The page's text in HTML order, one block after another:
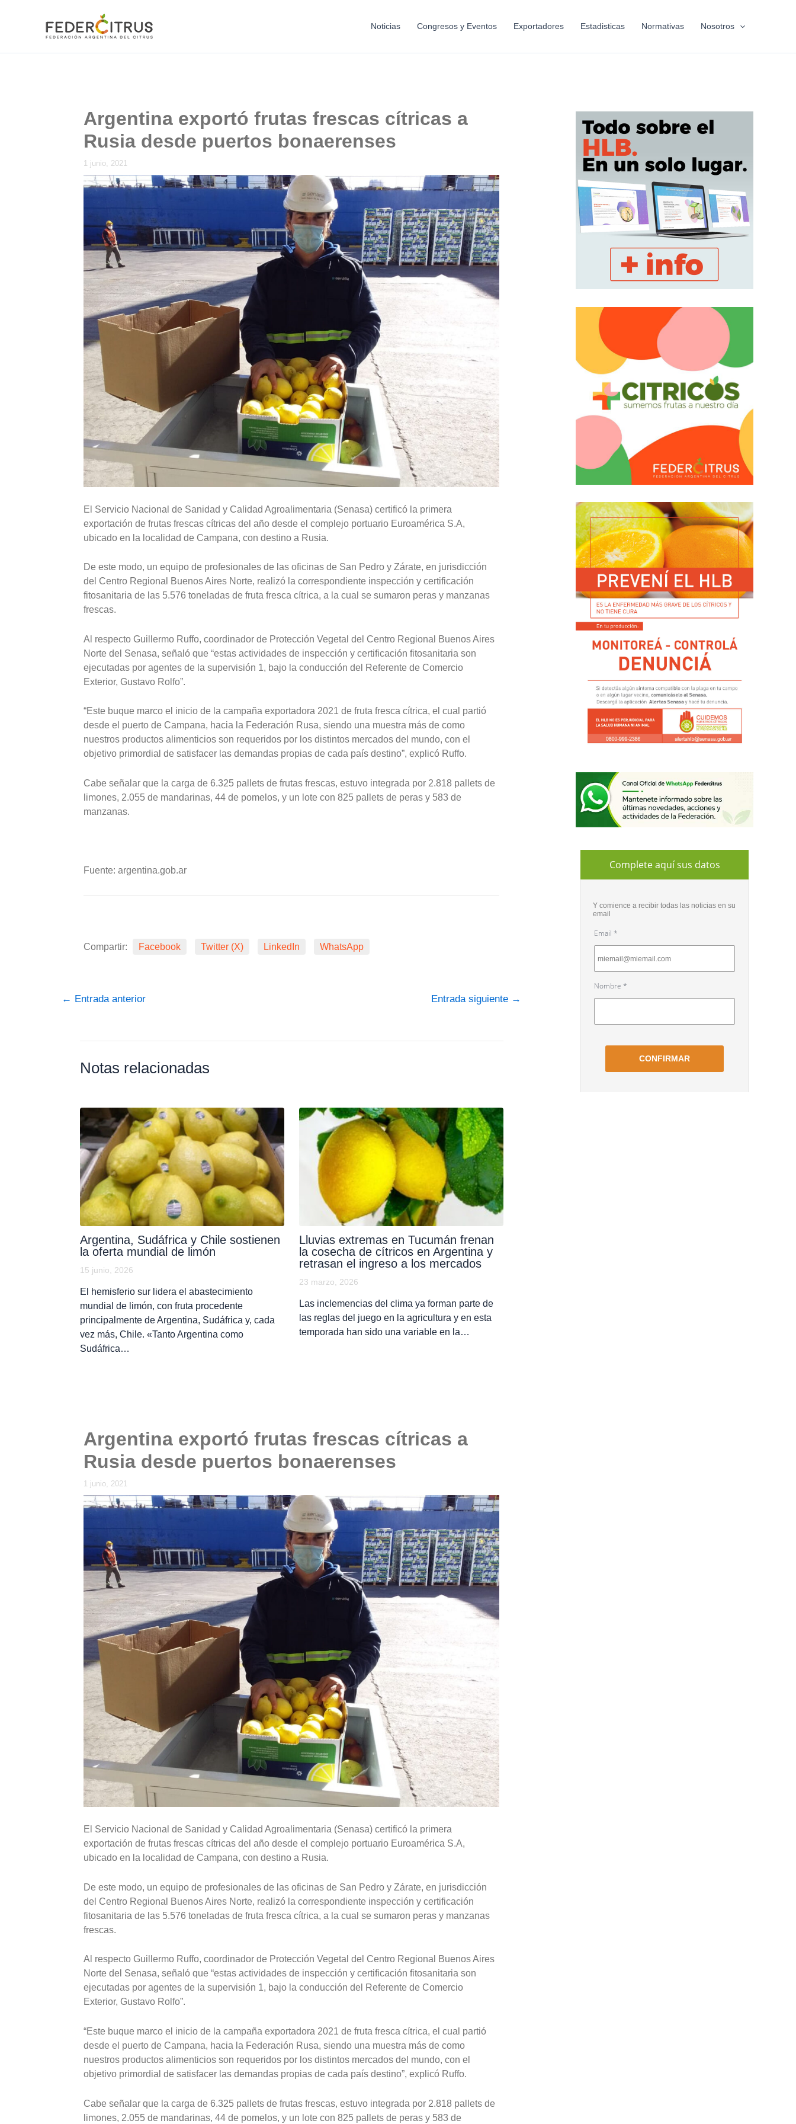
Noticias Congresos y Eventos Exportadores Estadisticas Normativas Nosotros
Argentina exportó frutas frescas cítricas a
Rusia desde puertos bonaerenses
1 junio, 2021
El Servicio Nacional de Sanidad y Calidad Agroalimentaria (Senasa) certificó la primera
exportación de frutas frescas cítricas del año desde el complejo portuario Euroamérica S.A,
ubicado en la localidad de Campana, con destino a Rusia.
De este modo, un equipo de profesionales de las oficinas de San Pedro y Zárate, en jurisdicción
del Centro Regional Buenos Aires Norte, realizó la correspondiente inspección y certificación
fitosanitaria de las 5.576 toneladas de fruta fresca cítrica, a la cual se sumaron peras y manzanas
frescas.
Al respecto Guillermo Ruffo, coordinador de Protección Vegetal del Centro Regional Buenos Aires
Norte del Senasa, señaló que “estas actividades de inspección y certificación fitosanitaria son
ejecutadas por agentes de la supervisión 1, bajo la conducción del Referente de Comercio
Exterior, Gustavo Rolfo”.
“Este buque marco el inicio de la campaña exportadora 2021 de fruta fresca cítrica, el cual partió
desde el puerto de Campana, hacia la Federación Rusa, siendo una muestra más de como
nuestros productos alimenticios son requeridos por los distintos mercados del mundo, con el
objetivo primordial de satisfacer las demandas propias de cada país destino”, explicó Ruffo.
Cabe señalar que la carga de 6.325 pallets de frutas frescas, estuvo integrada por 2.818 pallets de
limones, 2.055 de mandarinas, 44 de pomelos, y un lote con 825 pallets de peras y 583 de
manzanas.
Fuente: argentina.gob.ar
Compartir: Facebook Twitter (X) LinkedIn WhatsApp
← Entrada anterior Entrada siguiente →
Notas relacionadas
Argentina, Sudáfrica y Chile sostienen
la oferta mundial de limón
15 junio, 2026
El hemisferio sur lidera el abastecimiento
mundial de limón, con fruta procedente
principalmente de Argentina, Sudáfrica y, cada
vez más, Chile. «Tanto Argentina como
Sudáfrica…
Lluvias extremas en Tucumán frenan
la cosecha de cítricos en Argentina y
retrasan el ingreso a los mercados
23 marzo, 2026
Las inclemencias del clima ya forman parte de
las reglas del juego en la agricultura y en esta
temporada han sido una variable en la…
Argentina exportó frutas frescas cítricas a
Rusia desde puertos bonaerenses
1 junio, 2021
El Servicio Nacional de Sanidad y Calidad Agroalimentaria (Senasa) certificó la primera
exportación de frutas frescas cítricas del año desde el complejo portuario Euroamérica S.A,
ubicado en la localidad de Campana, con destino a Rusia.
De este modo, un equipo de profesionales de las oficinas de San Pedro y Zárate, en jurisdicción
del Centro Regional Buenos Aires Norte, realizó la correspondiente inspección y certificación
fitosanitaria de las 5.576 toneladas de fruta fresca cítrica, a la cual se sumaron peras y manzanas
frescas.
Al respecto Guillermo Ruffo, coordinador de Protección Vegetal del Centro Regional Buenos Aires
Norte del Senasa, señaló que “estas actividades de inspección y certificación fitosanitaria son
ejecutadas por agentes de la supervisión 1, bajo la conducción del Referente de Comercio
Exterior, Gustavo Rolfo”.
“Este buque marco el inicio de la campaña exportadora 2021 de fruta fresca cítrica, el cual partió
desde el puerto de Campana, hacia la Federación Rusa, siendo una muestra más de como
nuestros productos alimenticios son requeridos por los distintos mercados del mundo, con el
objetivo primordial de satisfacer las demandas propias de cada país destino”, explicó Ruffo.
Cabe señalar que la carga de 6.325 pallets de frutas frescas, estuvo integrada por 2.818 pallets de
limones, 2.055 de mandarinas, 44 de pomelos, y un lote con 825 pallets de peras y 583 de